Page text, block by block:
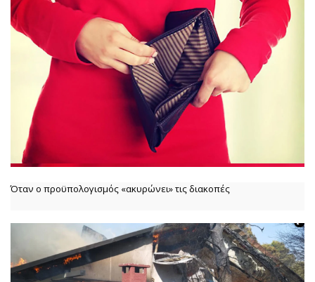
Όταν ο προϋπολογισμός «ακυρώνει» τις διακοπές